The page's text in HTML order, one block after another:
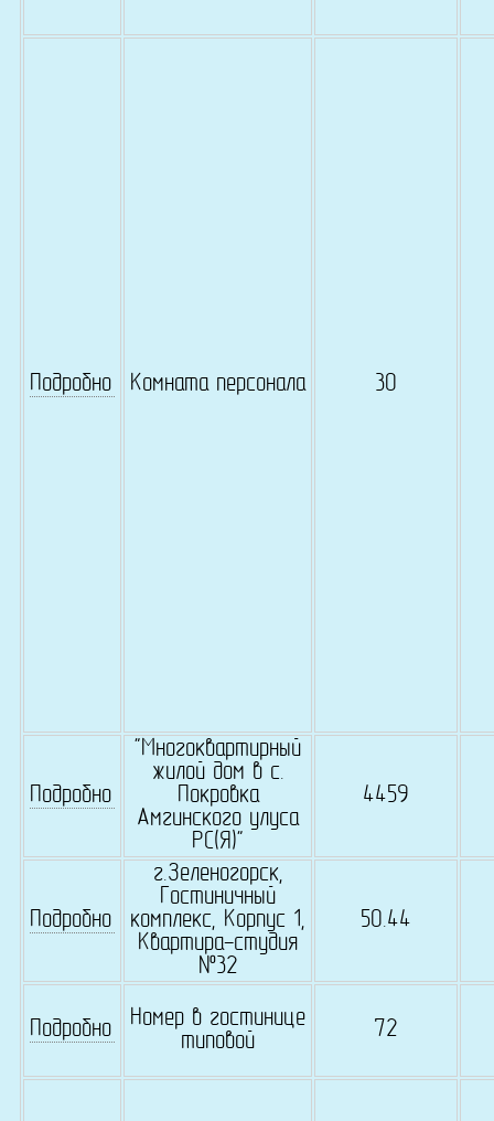
Подробно Комната персонала 30
Подробно
"Многоквартирный
жилой дом в с.
Покровка
Амгинского улуса
РС(Я)"
4459
Подробно
г.Зеленогорск,
Гостиничный
комплекс, Корпус 1,
Квартира-студия
№32
50.44
Подробно
Номер в гостинице
типовой
72